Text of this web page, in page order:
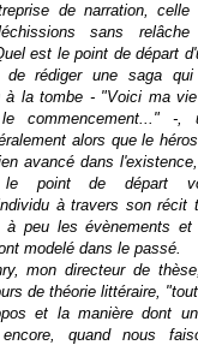
de narration, celle
sans
est le point de départ
de rédiger une saga
à la tombe - "Voici ma
commencement..." -,
alors que le
avancé dans
point de départ
à travers son récit
à peu les évènements et
modelé dans le passé.
mon directeur de
de théorie littéraire,
et la manière dont
quand nous